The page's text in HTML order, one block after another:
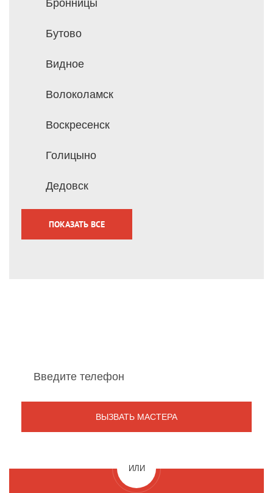
Бронницы
Бутово
Видное
Волоколамск
Воскресенск
Голицыно
Дедовск
ПОКАЗАТЬ ВСЕ
ИЛИ